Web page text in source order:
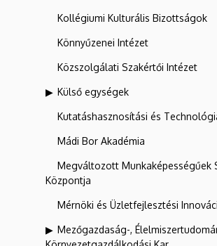
Kollégiumi Kulturális Bizottságok
Könnyűzenei Intézet
Közszolgálati Szakértői Intézet
Külső egységek
Kutatáshasznosítási és
Mádi Bor Akadémia
Megváltozott Munkaképességűek
Központja
Mérnöki és Üzletfejlesztési
Mezőgazdaság-,